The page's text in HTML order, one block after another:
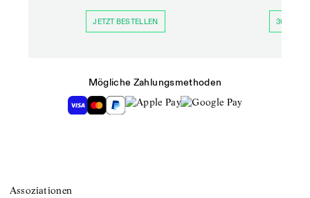
JETZT BESTELLEN 30 TAGE
Mögliche Zahlungsmethoden
Assoziationen